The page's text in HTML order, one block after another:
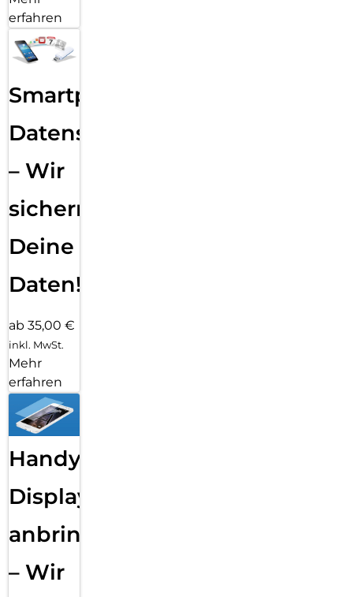
erfahren
Smartphone
Datensicherung
– Wir
sichern
Deine
Daten!
ab 35,00 €
inkl. MwSt.
Mehr
erfahren
Handy
Displayfolie
anbringen
– Wir